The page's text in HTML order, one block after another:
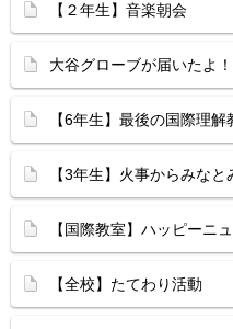
【２年生】音楽朝会
大谷グローブが届いたよ！
【6年生】最後の国際理解
【3年生】火事からみな
【国際教室】ハッピーニ
【全校】たてわり活動